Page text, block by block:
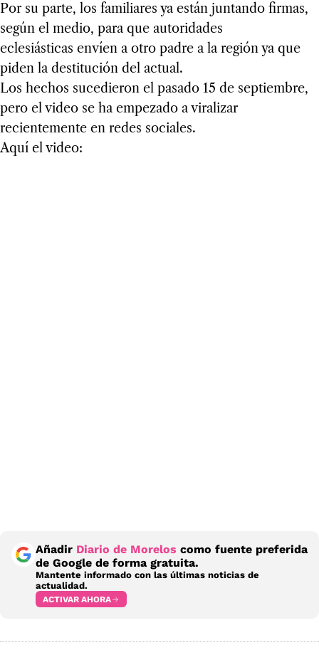
Por su parte, los familiares ya están juntando firmas,
según el medio, para que autoridades
eclesiásticas envíen a otro padre a la región ya que
piden la destitución del actual.
Los hechos sucedieron el pasado 15 de septiembre,
pero el video se ha empezado a viralizar
recientemente en redes sociales.
Aquí el video:
Añadir Diario de Morelos como fuente preferida
de Google de forma gratuita.
Mantente informado con las últimas noticias de
actualidad.
ACTIVAR AHORA